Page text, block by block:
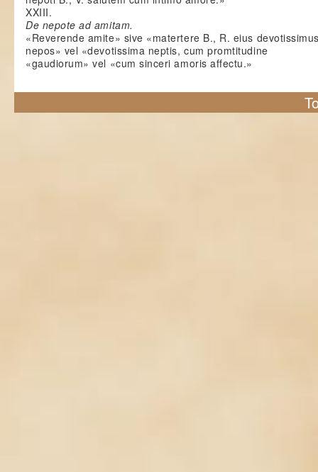
XXIII.
De nepote ad amitam.
«Reverende amite» sive «matertere B., R. eius
nepos» vel «devotissima neptis, cum promtitudine
«gaudiorum» vel «cum sinceri amoris affectu.»